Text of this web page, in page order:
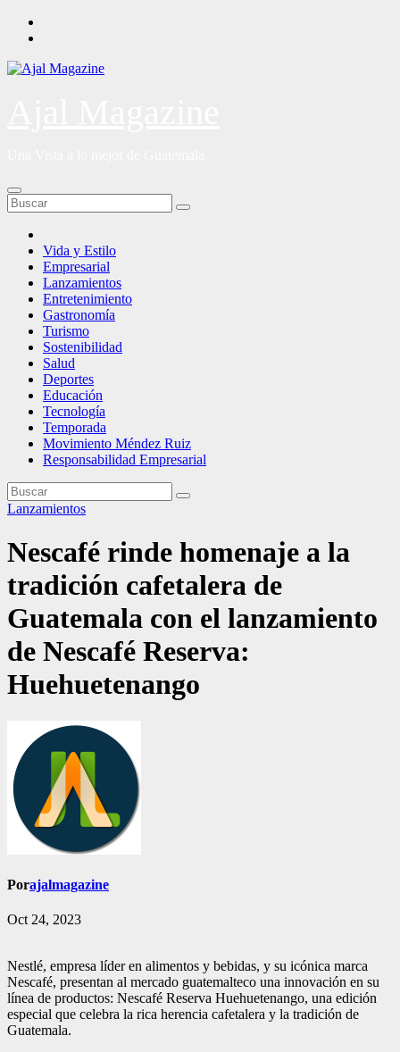
Saltar
Vida y Estilo
Empresarial
Lanzamientos
Entretenimiento
Gastronomía
Turismo
Sostenibilidad
Salud
Deportes
Educación
Tecnología
Temporada
Movimiento Méndez Ruiz
Responsabilidad Empresarial
Lanzamientos
Nescafé rinde homenaje a la
tradición cafetalera de
Guatemala con el lanzamiento
de Nescafé Reserva:
Huehuetenango
Porajalmagazine
Oct 24, 2023
Nestlé, empresa líder en alimentos y bebidas, y su icónica marca
Nescafé, presentan al mercado guatemalteco una innovación en su
línea de productos: Nescafé Reserva Huehuetenango, una edición
especial que celebra la rica herencia cafetalera y la tradición de
Guatemala.